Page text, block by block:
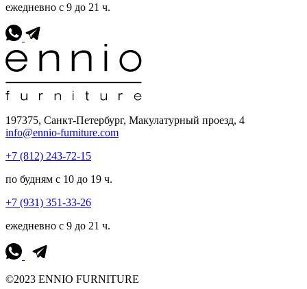
ежедневно с 9 до 21 ч.
197375, Санкт-Петербург, Макулатурный проезд, 4
info@ennio-furniture.com
+7 (812) 243-72-15
по будням с 10 до 19 ч.
+7 (931) 351-33-26
ежедневно с 9 до 21 ч.
©2023 ENNIO FURNITURE